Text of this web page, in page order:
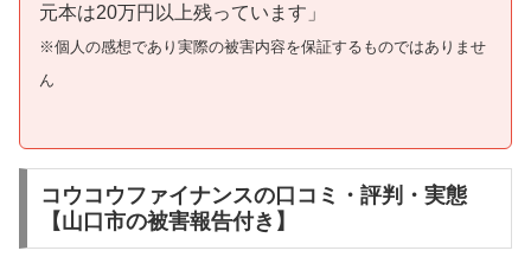
元本は20万円以上残っています」
※個人の感想であり実際の被害内容を保証するものではありませ
ん
コウコウファイナンスの口コミ・評判・実態
【山口市の被害報告付き】